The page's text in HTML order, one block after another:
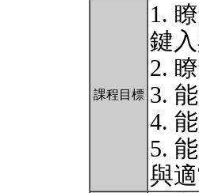
課程目標
1.
鍵
2.
3.
4.
5.
與